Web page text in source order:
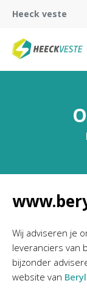
Heeck veste
Wij adviseren je
leveranciers van
bijzonder
website van